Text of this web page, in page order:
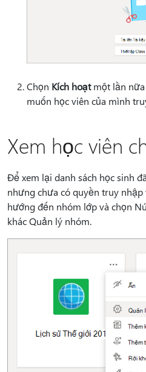
Chọn Kích hoạtmột lần nữa
muốn học viên của mình
Xem học viên
Để xem lại danh sách học sinh
nhưng chưa có quyền truy nhập
hướng đến nhóm lớp và chọn
khác Quản lý nhóm.